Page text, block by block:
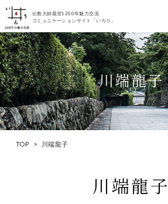
伝教大師最澄1200年魅力交流
コミュニケーションサイト「いろり」
伝教大師最澄1200年魅力交流
いろりとは
大学コラボプロジェクト
川端龍子
TOP > 川端龍子
川端龍子